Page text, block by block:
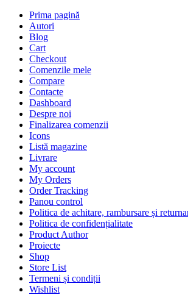
Prima pagină
Autori
Blog
Cart
Checkout
Comenzile mele
Compare
Contacte
Dashboard
Despre noi
Finalizarea comenzii
Icons
Listă magazine
Livrare
My account
My Orders
Order Tracking
Panou control
Politica de achitare, rambursare și
Politica de confidențialitate
Product Author
Proiecte
Shop
Store List
Termeni și condiții
Wishlist